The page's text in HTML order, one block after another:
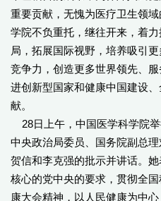
重要贡献，无愧为医疗卫生领
学院不负重托，继往开来，着
局，拓展国际视野，培养吸引
竞争力，创造更多世界领先、
进创新型国家和健康中国建设
献。
28日上午，中国医学科学院
中央政治局委员、国务院副总
贺信和李克强的批示并讲话。
核心的党中央的要求，贯彻全
康大会精神，以人民健康为中